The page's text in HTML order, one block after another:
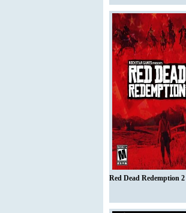
Red Dead Redemption